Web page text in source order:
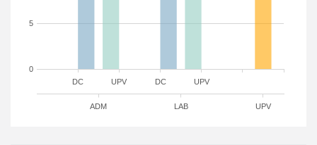
DC DC
UPV UPV
ADM LAB UPV
0
5